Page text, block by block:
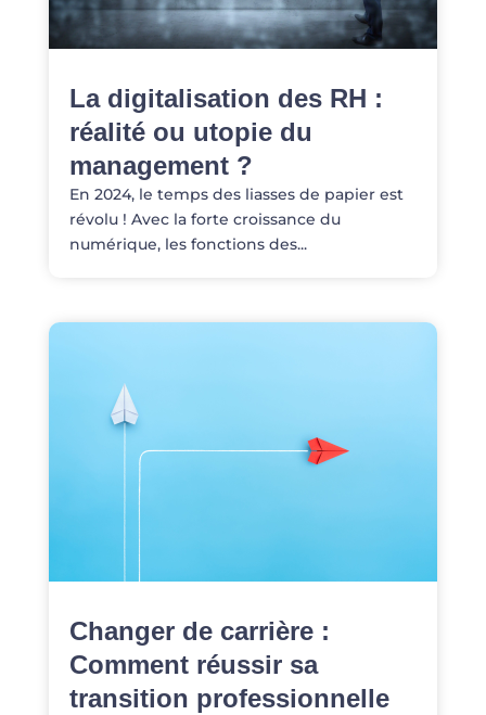
La digitalisation des RH :
réalité ou utopie du
management ?
En 2024, le temps des liasses de papier est
révolu ! Avec la forte croissance du
numérique, les fonctions des...
Changer de carrière :
Comment réussir sa
transition professionnelle